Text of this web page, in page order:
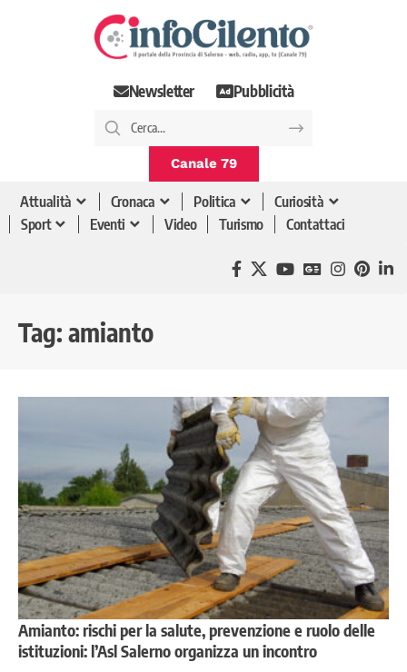
Newsletter Pubblicità
Canale 79
Attualità Cronaca Politica
Curiosità
Sport
Eventi Video Turismo Contattaci
Tag: amianto
Amianto: rischi per la salute, prevenzione e ruolo delle
istituzioni: l’Asl Salerno organizza un incontro